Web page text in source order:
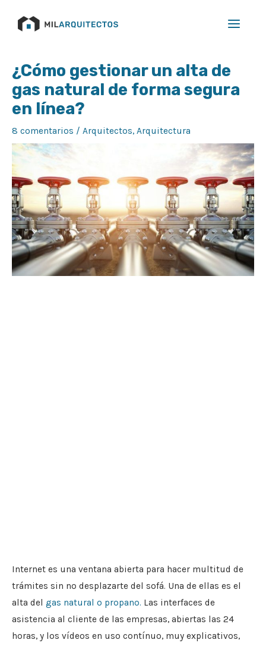
¿Cómo gestionar un alta de
gas natural de forma segura
en línea?
8 comentarios / Arquitectos, Arquitectura
Internet es una ventana abierta para hacer multitud de
trámites sin no desplazarte del sofá. Una de ellas es el
alta del gas natural o propano. Las interfaces de
asistencia al cliente de las empresas, abiertas las 24
horas, y los vídeos en uso contínuo, muy explicativos,
de
entradas